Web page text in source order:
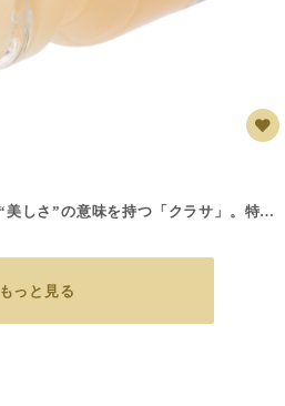
贅沢な100%プラセンタ原液。“美しさ”の意味を持つ「クラサ」。特別な管理のもとに飼育したプラセンタの優良品種の豚から、製法特許「乳化抽出法」により、180日の時間と6つの工程をかけて、ていねいに作り上げた100％ピュアなプラセンタ原液。皮脂細胞の修復・補修・活性の働きのある2種のアミノ酸「ヒドロキシプロリン」と「アルブミン」は、このプラセンタにしか含まれていません。水も添加物もいっさい加えていない天然の純粋なプラセンタエキス100％です。1本で約10回ほどご使用いただけます。
もっと見る